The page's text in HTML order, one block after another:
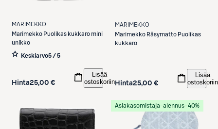
MARIMEKKO
Marimekko Puolikas kukkaro mini
unikko
Keskiarvo5 / 5
Hinta25,00 €
Lisää
ostoskoriin
MARIMEKKO
Marimekko Räsymatto Puolikas
kukkaro
Hinta25,00 €
Lisää
ostoskoriin
Asiakasomistaja-alennus−40%